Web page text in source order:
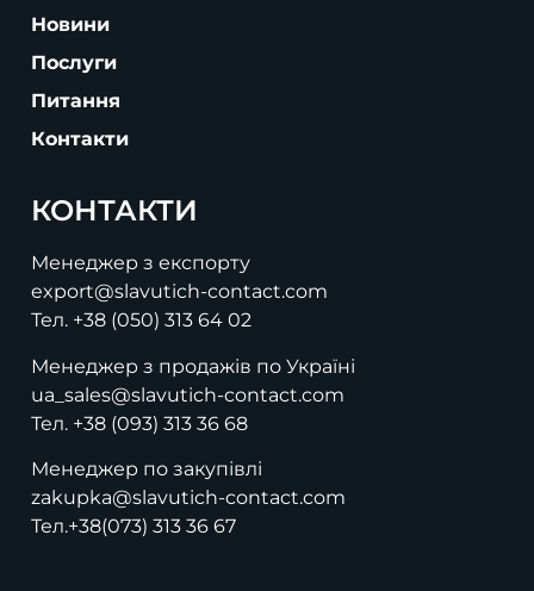
Новини
Послуги
Питання
Контакти
КОНТАКТИ
Менеджер з експорту
export@slavutich-contact.com
Тел. +38 (050) 313 64 02
Менеджер з продажів по Україні
ua_sales@slavutich-contact.com
Тел. +38 (093) 313 36 68
Менеджер по закупівлі
zakupka@slavutich-contact.com
Тел.+38(073) 313 36 67